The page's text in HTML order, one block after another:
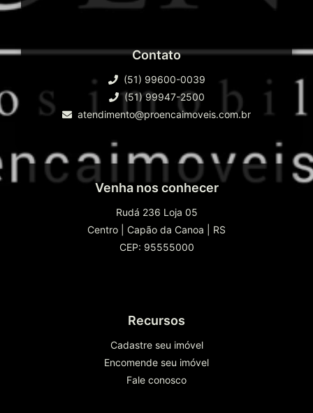
Contato
(51) 99600-0039
(51) 99947-2500
atendimento@proencaimoveis.com.br
Venha nos conhecer
Rudá 236 Loja 05
Centro
Capão da Canoa
RS
CEP: 95555000
Recursos
Cadastre seu imóvel
Encomende seu imóvel
Fale conosco